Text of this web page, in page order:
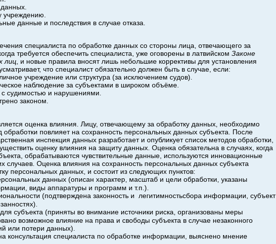
учреждению.
данные и последствия в случае отказа.
специалиста по обработке данных со стороны лица, отвечающего за
требуется обеспечить специалиста, уже оговорены в латвийском Законе
лиц, и новые правила вносят лишь небольшие коррективы для установления
что специалист обязательно должен быть в случае, если:
учреждение или структура (за исключением судов).
наблюдение за субъектами в широком объёме.
судимостью и нарушениями.
законом.
оценка влияния. Лицу, отвечающему за обработку данных, необходимо
повлияет на сохранность персональных данных субъекта. После
инспекция данных разработает и опубликует список методов обработки,
оценку влияния на защиту данных. Оценка обязательна в случаях, когда
обрабатываются чувствительные данные, используются инновационные
случаев. Оценка влияния на сохранность персональных данных субъекта
персональных данных, и состоит из следующих пунктов:
данных (описан характер, масштаб и цели обработки, указаны
виды аппаратуры и программ и т.п.).
(подтверждена законность и
легитимностьсбора информации, субъект
субъекта (приняты во внимание источники риска, организованы меры
возможное влияние на права и свободы субъекта в случае незаконного
или потери данных).
консультация специалиста по обработке информации, выяснено мнение